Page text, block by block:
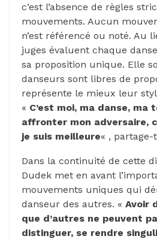
c’est l’absence de règles
mouvements. Aucun
n’est référencé ou noté. Au
juges évaluent chaque
sa proposition unique. Elle
danseurs sont libres de
représente le mieux leur
« C’est moi, ma danse, ma
affronter mon adversaire,
je suis meilleure« , partage-
Dans la continuité de cette
Dudek met en avant
mouvements uniques qui
danseur des autres. « Avoir
que d’autres ne peuvent
distinguer, se rendre